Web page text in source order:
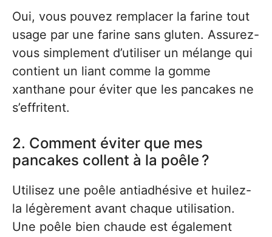
Oui, vous pouvez remplacer la farine tout
usage par une farine sans gluten. Assurez-
vous simplement d’utiliser un mélange qui
contient un liant comme la gomme
xanthane pour éviter que les pancakes ne
s’effritent.
2. Comment éviter que mes
pancakes collent à la poêle ?
Utilisez une poêle antiadhésive et huilez-
la légèrement avant chaque utilisation.
Une poêle bien chaude est également